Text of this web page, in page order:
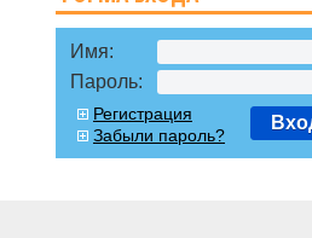
Имя:
Пароль:
Регистрация
Забыли пароль?